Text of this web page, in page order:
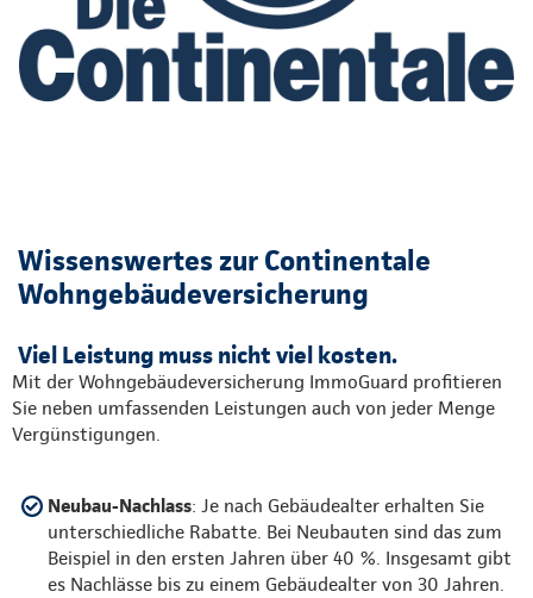
Wissenswertes zur Continentale
Wohngebäudeversicherung
Viel Leistung muss nicht viel kosten.
Mit der Wohngebäudeversicherung ImmoGuard profitieren
Sie neben umfassenden Leistungen auch von jeder Menge
Vergünstigungen.
Neubau-Nachlass: Je nach Gebäudealter erhalten Sie
unterschiedliche Rabatte. Bei Neubauten sind das zum
Beispiel in den ersten Jahren über 40 %. Insgesamt gibt
es Nachlässe bis zu einem Gebäudealter von 30 Jahren.